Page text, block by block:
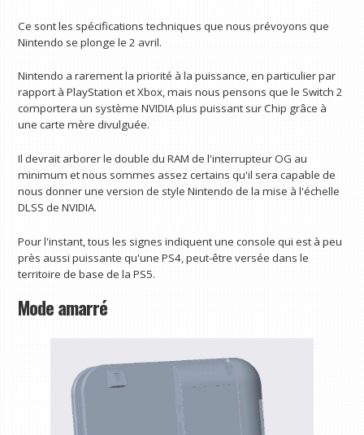
Ce sont les spécifications techniques que nous prévoyons que
Nintendo se plonge le 2 avril.
Nintendo a rarement la priorité à la puissance, en particulier par
rapport à PlayStation et Xbox, mais nous pensons que le Switch 2
comportera un système NVIDIA plus puissant sur Chip grâce à
une carte mère divulguée.
Il devrait arborer le double du RAM de l'interrupteur OG au
minimum et nous sommes assez certains qu'il sera capable de
nous donner une version de style Nintendo de la mise à l'échelle
DLSS de NVIDIA.
Pour l'instant, tous les signes indiquent une console qui est à peu
près aussi puissante qu'une PS4, peut-être versée dans le
territoire de base de la PS5.
Mode amarré